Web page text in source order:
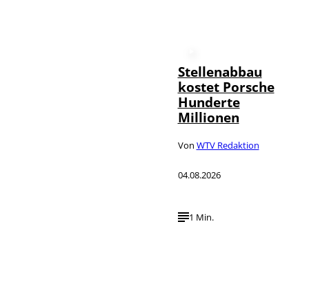
Stellenabbau
kostet Porsche
Hunderte
Millionen
Von WTV Redaktion
04.08.2026
1 Min.